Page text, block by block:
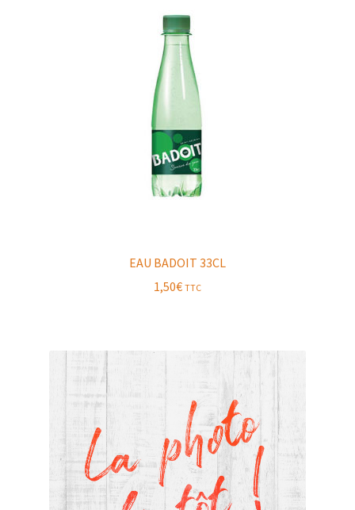
EAU BADOIT 33CL
1,50€ TTC